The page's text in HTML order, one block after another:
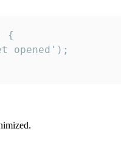
{
opened');